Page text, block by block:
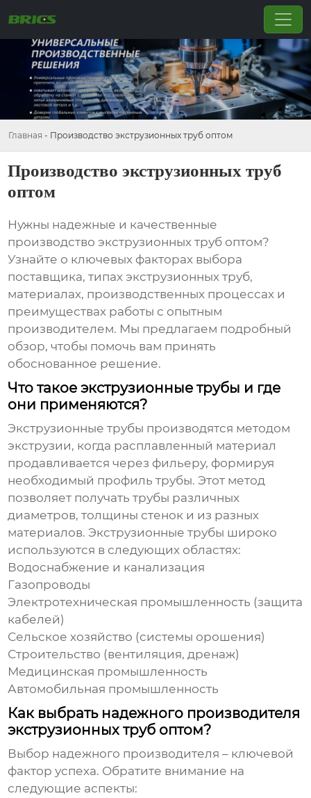
Главная - Производство экструзионных труб оптом
Производство экструзионных труб
оптом
Нужны надежные и качественные
производство экструзионных труб оптом?
Узнайте о ключевых факторах выбора
поставщика, типах экструзионных труб,
материалах, производственных процессах и
преимуществах работы с опытным
производителем. Мы предлагаем подробный
обзор, чтобы помочь вам принять
обоснованное решение.
Что такое экструзионные трубы и где
они применяются?
Экструзионные трубы производятся методом
экструзии, когда расплавленный материал
продавливается через фильеру, формируя
необходимый профиль трубы. Этот метод
позволяет получать трубы различных
диаметров, толщины стенок и из разных
материалов. Экструзионные трубы широко
используются в следующих областях:
Водоснабжение и канализация
Газопроводы
Электротехническая промышленность (защита
кабелей)
Сельское хозяйство (системы орошения)
Строительство (вентиляция, дренаж)
Медицинская промышленность
Автомобильная промышленность
Как выбрать надежного производителя
экструзионных труб оптом?
Выбор надежного производителя – ключевой
фактор успеха. Обратите внимание на
следующие аспекты: